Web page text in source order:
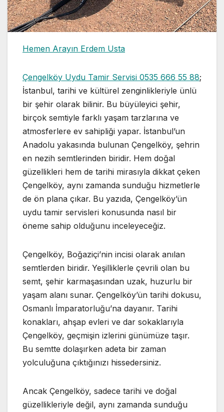
Hemen Arayın Erdem Usta
Çengelköy Uydu Tamir Servisi 0535 666 55 88;
İstanbul, tarihi ve kültürel zenginlikleriyle ünlü
bir şehir olarak bilinir. Bu büyüleyici şehir,
birçok semtiyle farklı yaşam tarzlarına ve
atmosferlere ev sahipliği yapar. İstanbul’un
Anadolu yakasında bulunan Çengelköy, şehrin
en nezih semtlerinden biridir. Hem doğal
güzellikleri hem de tarihi mirasıyla dikkat çeken
Çengelköy, aynı zamanda sunduğu hizmetlerle
de ön plana çıkar. Bu yazıda, Çengelköy’ün
uydu tamir servisleri konusunda nasıl bir
öneme sahip olduğunu inceleyeceğiz.
Çengelköy, Boğaziçi’nin incisi olarak anılan
semtlerden biridir. Yeşilliklerle çevrili olan bu
semt, şehir karmaşasından uzak, huzurlu bir
yaşam alanı sunar. Çengelköy’ün tarihi dokusu,
Osmanlı İmparatorluğu’na dayanır. Tarihi
konakları, ahşap evleri ve dar sokaklarıyla
Çengelköy, geçmişin izlerini günümüze taşır.
Bu semtte dolaşırken adeta bir zaman
yolculuğuna çıktığınızı hissedersiniz.
Ancak Çengelköy, sadece tarihi ve doğal
güzellikleriyle değil, aynı zamanda sunduğu